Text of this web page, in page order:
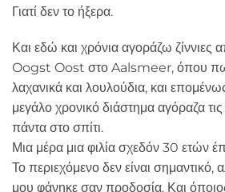
Γιατί δεν το ήξερα.
Και εδώ και χρόνια αγοράζω ζίννιες
Oogst Oost στο Aalsmeer, όπου
λαχανικά και λουλούδια, και επομένως
μεγάλο χρονικό διάστημα αγόραζα τις
πάντα στο σπίτι.
Μια μέρα μια φιλία σχεδόν 30 ετών
Το περιεχόμενο δεν είναι
μου φάνηκε σαν προδοσία. Και